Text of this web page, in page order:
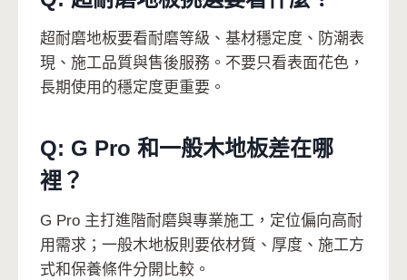
超耐磨地板要看耐磨等級、基材穩定度、防潮表
現、施工品質與售後服務。不要只看表面花色，
長期使用的穩定度更重要。
Q: G Pro 和一般木地板差在哪
裡？
G Pro 主打進階耐磨與專業施工，定位偏向高耐
用需求；一般木地板則要依材質、厚度、施工方
式和保養條件分開比較。